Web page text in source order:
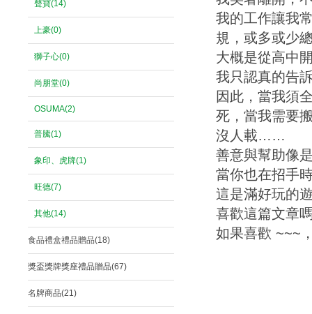
我的工作讓我
規，或多或少
大概是從高中
我只認真的告
因此，當我須
死，當我需要
沒人載……
善意與幫助像
當你也在招手
這是滿好玩的
喜歡這篇文章
如果喜歡 ~~~
聲寶(14)
上豪(0)
獅子心(0)
尚朋堂(0)
OSUMA(2)
普騰(1)
象印、虎牌(1)
旺德(7)
其他(14)
食品禮盒禮品贈品(18)
獎盃獎牌獎座禮品贈品(67)
名牌商品(21)